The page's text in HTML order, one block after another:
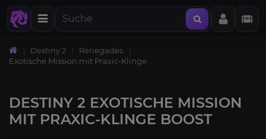
Destiny 2
Renegades
Exotische Mission mit Praxic-Klinge
DESTINY 2 EXOTISCHE MISSION
MIT PRAXIC-KLINGE BOOST